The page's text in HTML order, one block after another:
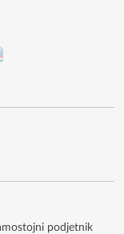
podjetnik